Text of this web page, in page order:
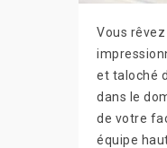
Vous
et taloché
dans le
de votre
équipe